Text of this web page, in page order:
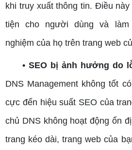
khi truy xuất thông tin. Điều
tiện cho người dùng và
nghiệm của họ trên trang web
• SEO bị ảnh hưởng do
DNS Management không tốt
cực đến hiệu suất SEO của
chủ DNS không hoạt động ổn
trang kéo dài, trang web của